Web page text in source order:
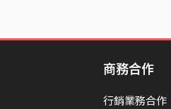
商務合作
行銷業務合作